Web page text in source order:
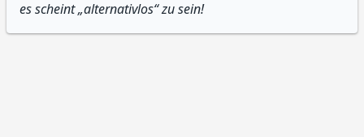
es scheint „alternativlos“ zu sein!